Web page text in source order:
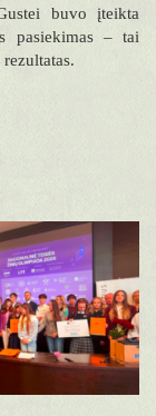
buvo įteikta
pasiekimas – tai